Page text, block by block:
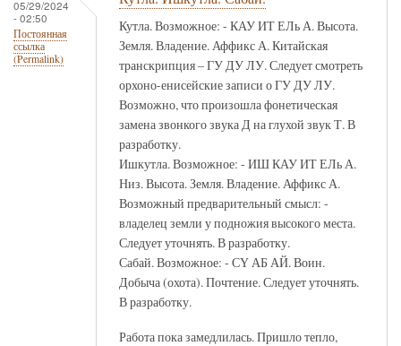
05/29/2024
- 02:50
Постоянная
ссылка
(Permalink)
Кутла. Возможное: - КАУ ИТ ЕЛь А. Высота.
Земля. Владение. Аффикс А. Китайская
транскрипция – ГУ ДУ ЛУ. Следует смотреть
орхоно-енисейские записи о ГУ ДУ ЛУ.
Возможно, что произошла фонетическая
замена звонкого звука Д на глухой звук Т. В
разработку.
Ишкутла. Возможное: - ИШ КАУ ИТ ЕЛь А.
Низ. Высота. Земля. Владение. Аффикс А.
Возможный предварительный смысл: -
владелец земли у подножия высокого места.
Следует уточнять. В разработку.
Сабай. Возможное: - СҮ АБ АЙ. Воин.
Добыча (охота). Почтение. Следует уточнять.
В разработку.
Работа пока замедлилась. Пришло тепло,